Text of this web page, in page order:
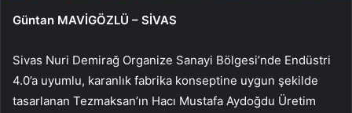
Güntan MAVİGÖZLÜ – SİVAS
Sivas Nuri Demirağ Organize Sanayi Bölgesi’nde Endüstri
4.0’a uyumlu, karanlık fabrika konseptine uygun şekilde
tasarlanan Tezmaksan’ın Hacı Mustafa Aydoğdu Üretim